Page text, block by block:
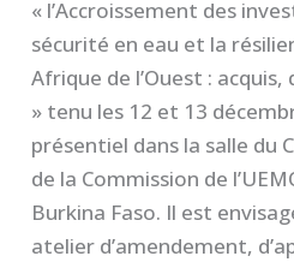
« l’Accroissement des
sécurité en eau et la
Afrique de l’Ouest :
» tenu les 12 et 13
présentiel dans la salle du
de la Commission de
Burkina Faso. Il est
atelier d’amendement,